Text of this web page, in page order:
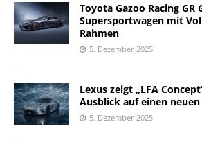
Toyota Gazoo Racing GR
Supersportwagen mit
Rahmen
5. Dezember 2025
Lexus zeigt „LFA
Ausblick auf einen neuen
5. Dezember 2025